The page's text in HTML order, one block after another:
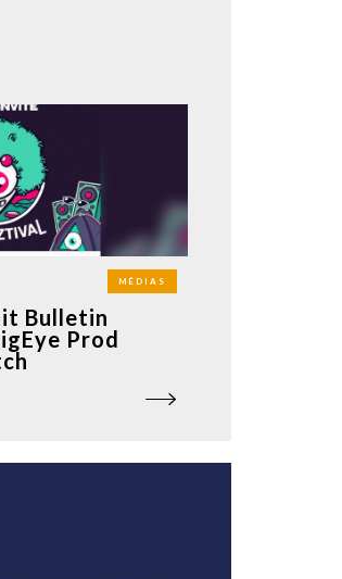
MÉDIAS
Bulletin
Prod